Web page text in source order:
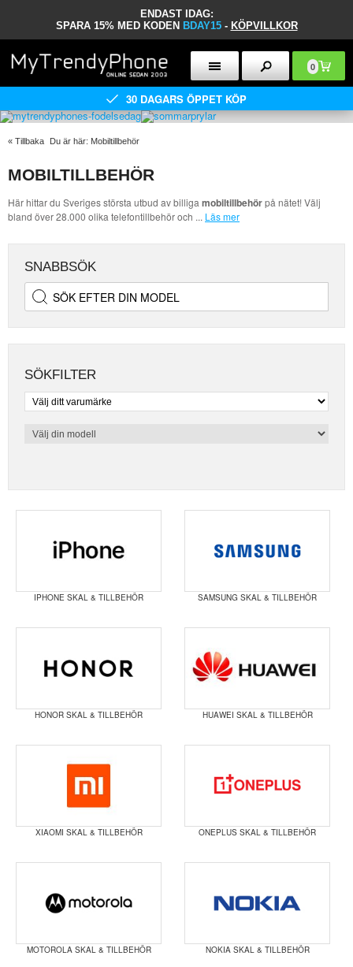
ENDAST IDAG:
SPARA 15% MED KODEN BDAY15 - KÖPVILLKOR
0
30 DAGARS ÖPPET KÖP
« Tillbaka Du är här: Mobiltillbehör
MOBILTILLBEHÖR
Här hittar du Sveriges största utbud av billiga mobiltillbehörpå nätet! Välj
bland över 28.000 olika telefontillbehör och ... Läs mer
SNABBSÖK
SÖKFILTER
IPHONE SKAL & TILLBEHÖR SAMSUNG SKAL & TILLBEHÖR
HONOR SKAL & TILLBEHÖR HUAWEI SKAL & TILLBEHÖR
XIAOMI SKAL & TILLBEHÖR ONEPLUS SKAL & TILLBEHÖR
MOTOROLA SKAL & TILLBEHÖR NOKIA SKAL & TILLBEHÖR